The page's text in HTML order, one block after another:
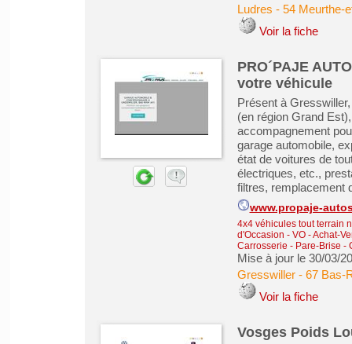
Ludres - 54 Meurthe-
Voir la fiche
PRO´PAJE
votre véhicule
Présent à
(en région Grand
accompagnement
garage automobile,
état de voitures de
électriques, etc.,
filtres, remplacement
www.propaje-
4x4 véhicules tout terrain
d'Occasion - VO-Achat-
Carrosserie - Pare-Brise -
Mise à jour le 30/03/
Gresswiller- 67 Bas-
Voir la fiche
Vosges Poids